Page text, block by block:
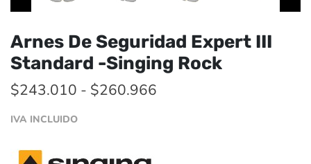
Arnes De Seguridad Expert III
Standard -Singing Rock
$243.010 - $260.966
IVA INCLUIDO